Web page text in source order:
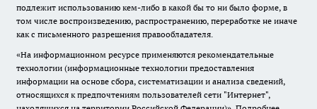
подлежит использованию кем-либо в какой бы то ни было форме, в
том числе воспроизведению, распространению, переработке не иначе
как с письменного разрешения правообладателя.
«На информационном ресурсе применяются рекомендательные
технологии (информационные технологии предоставления
информации на основе сбора, систематизации и анализа сведений,
относящихся к предпочтениям пользователей сети "Интернет",